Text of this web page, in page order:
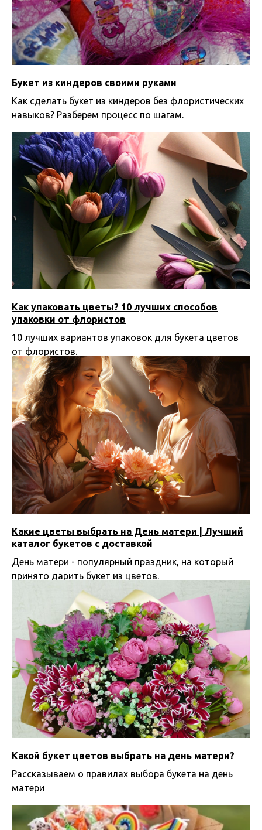
Букет из киндеров своими руками
Как сделать букет из киндеров без флористических
навыков? Разберем процесс по шагам.
02.12.2024 21:15
Как упаковать цветы? 10 лучших способов
упаковки от флористов
10 лучших вариантов упаковок для букета цветов
от флористов.
26.11.2024 12:00
Какие цветы выбрать на День матери | Лучший
каталог букетов с доставкой
День матери - популярный праздник, на который
принято дарить букет из цветов.
20.11.2024 21:00
Какой букет цветов выбрать на день матери?
Рассказываем о правилах выбора букета на день
матери
19.11.2024 13:33